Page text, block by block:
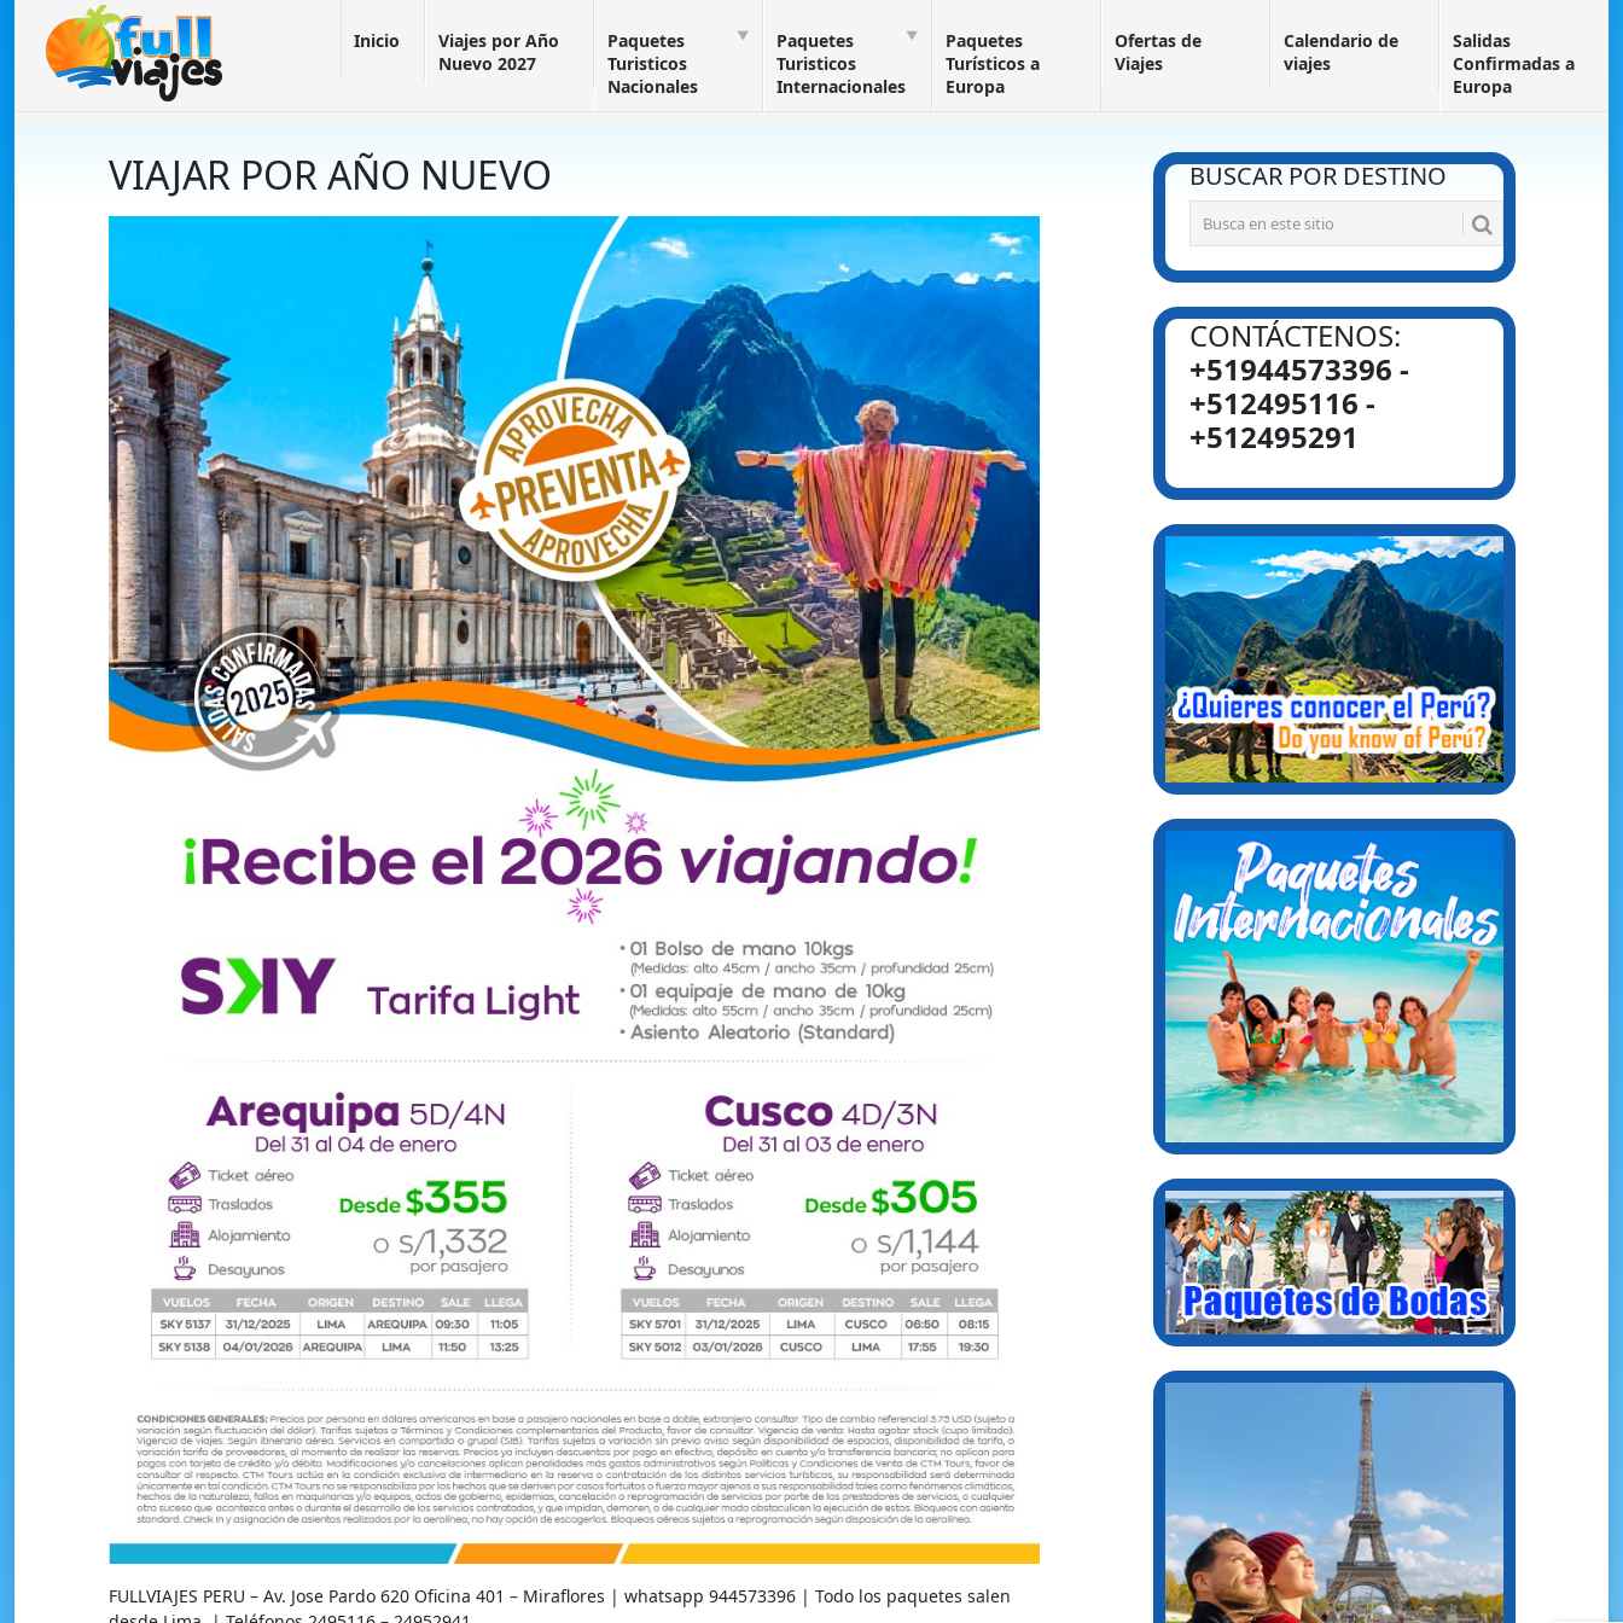
Inicio
Viajes por Año
Nuevo 2027
Paquetes
Turisticos
Nacionales
Paquetes
Turisticos
Internacionales
Paquetes
Turísticos a
Europa
Ofertas de
Viajes
Calendario de
viajes
Salidas
Confirmadas a
Europa
VIAJAR POR AÑO NUEVO
FULLVIAJES PERU – Av. Jose Pardo 620 Oficina 401 – Miraflores | whatsapp 944573396 | Todo los paquetes salen
BUSCAR POR DESTINO
CONTÁCTENOS:
+51944573396 -
+512495116 -
+512495291